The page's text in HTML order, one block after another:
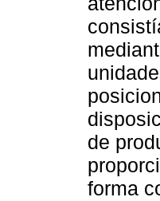
de
forma